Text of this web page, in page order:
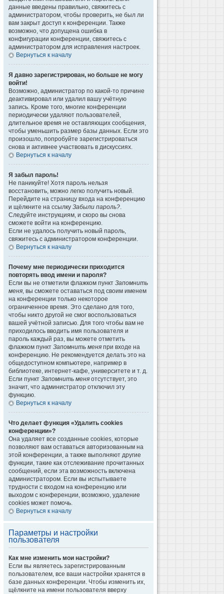
данные введены правильно, свяжитесь с
администратором, чтобы проверить, не был ли
вам закрыт доступ к конференции. Также
возможно, что допущена ошибка в
конфигурации конференции, свяжитесь с
администратором для исправления настроек.
Вернуться к началу
Я давно зарегистрирован, но больше не могу
войти!
Возможно, администратор по какой-то причине
деактивировал или удалил вашу учётную
запись. Кроме того, многие конференции
периодически удаляют пользователей,
длительное время не оставляющих сообщения,
чтобы уменьшить размер базы данных. Если это
произошло, попробуйте зарегистрироваться
снова и активнее участвовать в дискуссиях.
Вернуться к началу
Я забыл пароль!
Не паникуйте! Хотя пароль нельзя
восстановить, можно легко получить новый.
Перейдите на страницу входа на конференцию
и щёлкните на ссылку Забыли пароль?.
Следуйте инструкциям, и скоро вы снова
сможете войти на конференцию.
Если не удалось получить новый пароль,
свяжитесь с администратором конференции.
Вернуться к началу
Почему мне периодически приходится
повторять ввод имени и пароля?
Если вы не отметили флажком пункт Запомнить
меня, вы сможете оставаться под своим именем
на конференции только некоторое
ограниченное время. Это сделано для того,
чтобы никто другой не смог воспользоваться
вашей учётной записью. Для того чтобы вам не
приходилось вводить имя пользователя и
пароль каждый раз, вы можете отметить
флажком пункт Запомнить меня при входе на
конференцию. Не рекомендуется делать это на
общедоступном компьютере, например в
библиотеке, интернет-кафе, университете и т. д.
Если пункт Запомнить меня отсутствует, это
значит, что администратор отключил эту
функцию.
Вернуться к началу
Что делает функция «Удалить cookies
конференции»?
Она удаляет все созданные cookies, которые
позволяют вам оставаться авторизованным на
этой конференции, а также выполняют другие
функции, такие как отслеживание прочитанных
сообщений, если эта возможность включена
администратором. Если вы испытываете
трудности с входом на конференцию или
выходом с конференции, возможно, удаление
cookies может помочь.
Вернуться к началу
Параметры и настройки
пользователя
Как мне изменить мои настройки?
Если вы являетесь зарегистрированным
пользователем, все ваши настройки хранятся в
базе данных конференции. Чтобы изменить их,
щёлкните на имени пользователя вверху